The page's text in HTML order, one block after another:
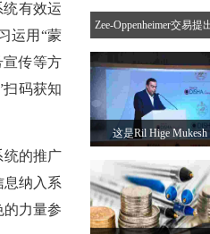
统有效运
运用“蒙
传等方
扫码获知
统的推广
纳入系
力量参
Zee-Oppenheimer交易提
一些留给投资者不安的问
这是Ril Hige Mukesh
Ambani在&ldquo;在
制作 - 总结2018年
的全文